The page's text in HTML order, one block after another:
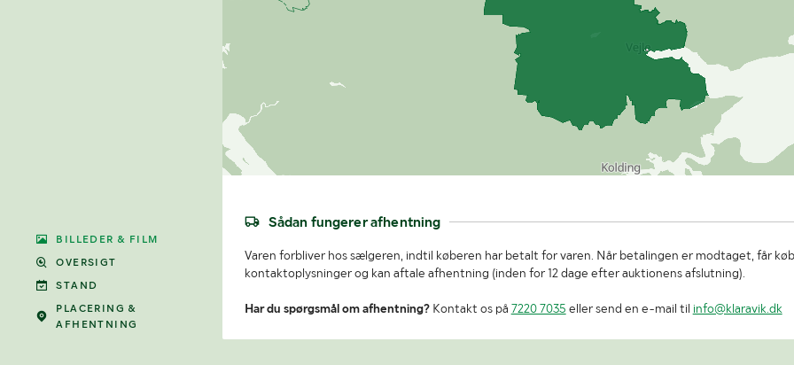
BILLEDER & FILM
OVERSIGT
STAND
PLACERING &
AFHENTNING
Sådan fungerer afhentning
Varen forbliver hos sælgeren, indtil køberen har betalt for varen. Når betalingen er modtaget, får
kontaktoplysninger og kan aftale afhentning (inden for 12 dage efter auktionens afslutning).
Har du spørgsmål om afhentning?Kontakt os på 7220 7035 eller send en e-mail til info@klaravik.dk